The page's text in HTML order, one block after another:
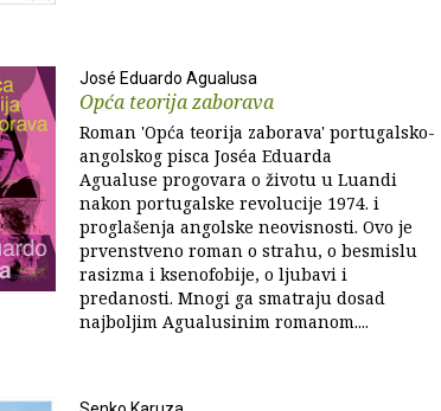
José Eduardo Agualusa
Opća teorija zaborava
Roman 'Opća teorija zaborava' portugalsko-
angolskog pisca Joséa Eduarda
Agualuse progovara o životu u Luandi
nakon portugalske revolucije 1974. i
proglašenja angolske neovisnosti. Ovo je
prvenstveno roman o strahu, o besmislu
rasizma i ksenofobije, o ljubavi i
predanosti. Mnogi ga smatraju dosad
najboljim Agualusinim romanom....